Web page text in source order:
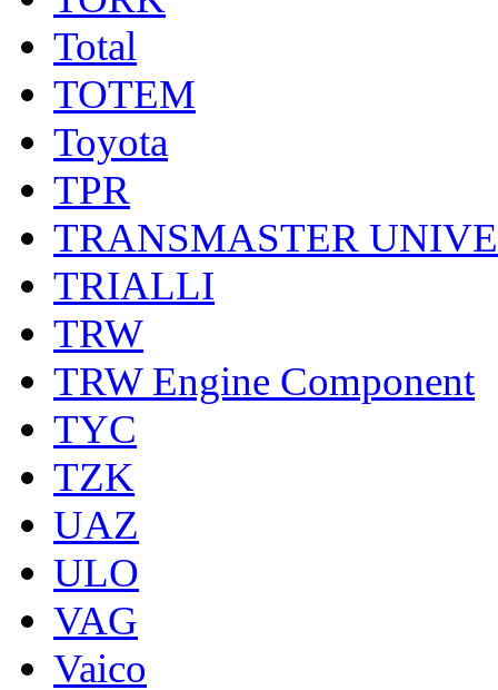
Total
TOTEM
Toyota
TPR
TRANSMASTER
TRIALLI
TRW
TRW Engine Component
TYC
TZK
UAZ
ULO
VAG
Vaico